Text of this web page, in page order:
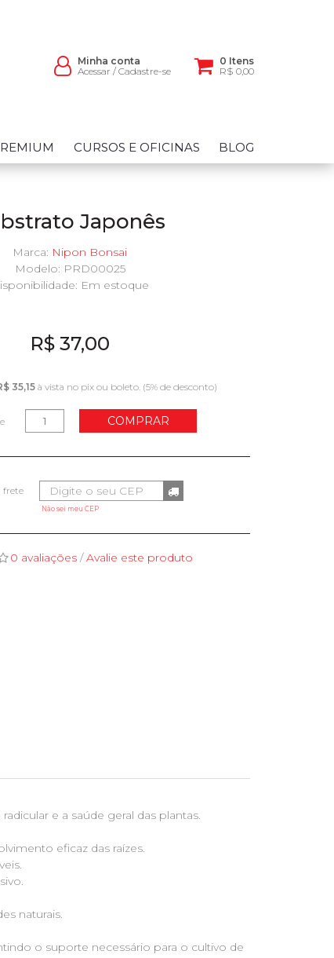
Minha conta
Acessar / Cadastre-se
0 Itens
R$ 0,00
CURSOS E OFICINAS BLOG
Japonês
Marca: Nipon Bonsai
Modelo: PRD00025
Em estoque
R$ 37,00
35,15à vista no pix ou boleto. (5% de desconto)
COMPRAR
Não sei meu CEP
0 avaliações/Avalie este produto
e a saúde geral das plantas.
eficaz das raízes.
naturais.
o suporte necessário para o cultivo de